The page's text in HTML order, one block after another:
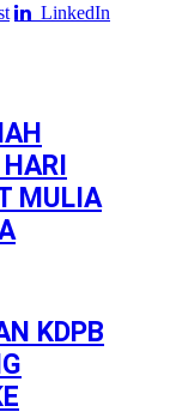
LinkedIn
MULIA
KDPB